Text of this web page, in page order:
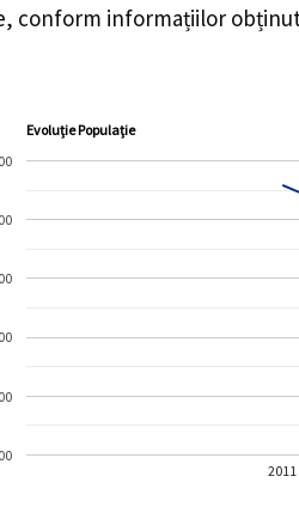
conform informațiilor
Evoluție Populație
2011